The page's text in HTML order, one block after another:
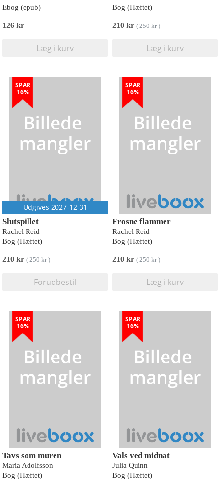
Ebog (epub)
126 kr
Læg i kurv
Bog (Hæftet)
210 kr ( 250 kr)
Læg i kurv
SPAR
16%
Udgives 2027-12-31
Slutspillet
Rachel Reid
Bog (Hæftet)
210 kr ( 250 kr)
Forudbestil
SPAR
16%
Frosne flammer
Rachel Reid
Bog (Hæftet)
210 kr ( 250 kr)
Læg i kurv
SPAR
16%
Tavs som muren
Maria Adolfsson
Bog (Hæftet)
SPAR
16%
Vals ved midnat
Julia Quinn
Bog (Hæftet)